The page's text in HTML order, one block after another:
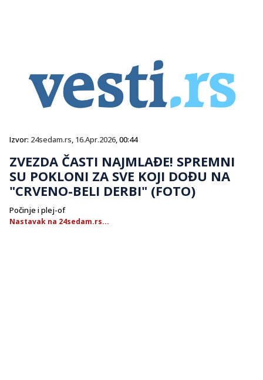
Izvor: 24sedam.rs, 16.Apr.2026, 00:44
ZVEZDA ČASTI NAJMLAĐE! SPREMNI
SU POKLONI ZA SVE KOJI DOĐU NA
"CRVENO-BELI DERBI" (FOTO)
Počinje i plej-of
Nastavak na 24sedam.rs...